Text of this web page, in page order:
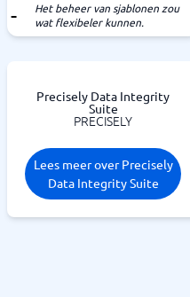
Het beheer van sjablonen zou
wat flexibeler kunnen.
Precisely Data Integrity
Suite
PRECISELY
Lees meer over Precisely
Data Integrity Suite